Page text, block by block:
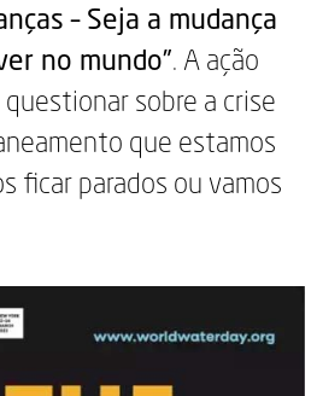
– Seja a mudança
no mundo”. A ação
sobre a crise
que estamos
ficar parados ou vamos